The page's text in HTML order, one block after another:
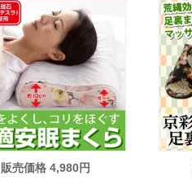
販売価格 4,980円